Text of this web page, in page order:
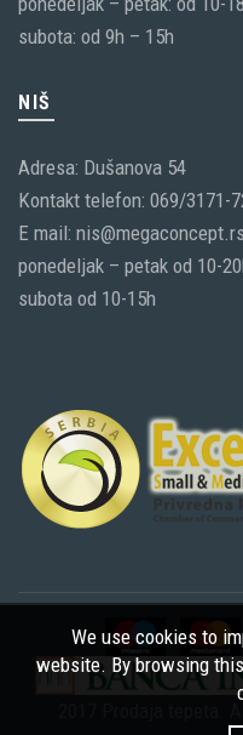
subota: od 9h – 15h
NIŠ
Adresa: Dušanova 54
Kontakt telefon: 069/3171-
E mail: nis@megaconcept.rs
ponedeljak – petak od 10-
subota od 10-15h
We use cookies to
website. By browsing